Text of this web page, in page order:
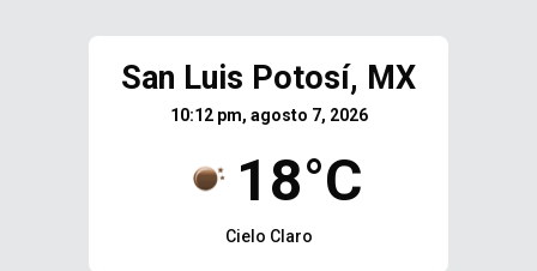
San Luis Potosí, MX
10:12 pm, agosto 7, 2026
18°C
Cielo Claro